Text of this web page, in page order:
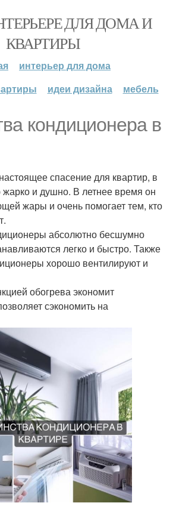
ДЛЯ ДОМА И
КВАРТИРЫ
интерьер для дома
идеи дизайна мебель
кондиционера в
спасение для квартир, в
жарко и душно. В летнее время он
жары и очень помогает тем, кто
абсолютно бесшумно
легко и быстро. Также
хорошо вентилируют и
обогрева экономит
сэкономить на